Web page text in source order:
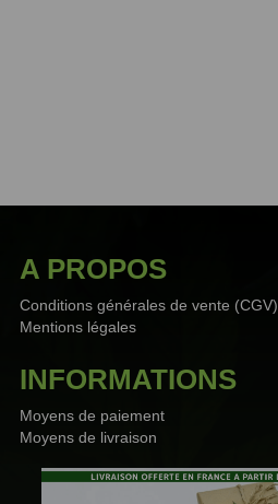
A PROPOS
Conditions générales de vente (CGV)
Mentions légales
INFORMATIONS
Moyens de paiement
Moyens de livraison